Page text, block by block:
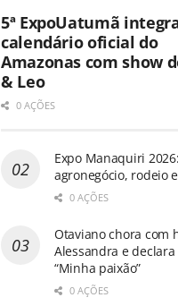
5ª ExpoUatumã
calendário oficial do
Amazonas com show
& Leo
0 AÇÕES
Expo Manaquiri
agronegócio, rodeio
0 AÇÕES
Otaviano chora com
Alessandra e
“Minha paixão”
0 AÇÕES